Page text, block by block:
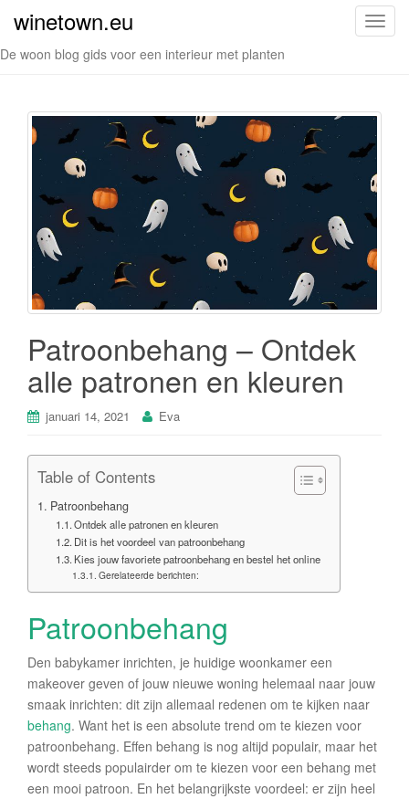
S
k
l
n
a
v
g
a
i
winetown.eu
De woon blog gids voor een interieur met planten
Patroonbehang – Ontdek
alle patronen en kleuren
januari 14, 2021 Eva
Table of Contents
Patroonbehang
Ontdek alle patronen en kleuren
Dit is het voordeel van patroonbehang
Kies jouw favoriete patroonbehang en bestel het online
Gerelateerde berichten:
Patroonbehang
Den babykamer inrichten, je huidige woonkamer een
makeover geven of jouw nieuwe woning helemaal naar jouw
smaak inrichten: dit zijn allemaal redenen om te kijken naar
behang. Want het is een absolute trend om te kiezen voor
patroonbehang. Effen behang is nog altijd populair, maar het
wordt steeds populairder om te kiezen voor een behang met
een mooi patroon. En het belangrijkste voordeel: er zijn heel